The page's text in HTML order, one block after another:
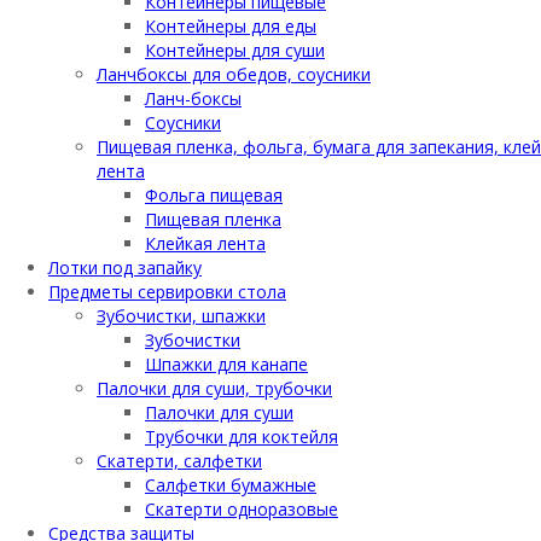
Контейнеры для еды
Контейнеры для суши
Ланчбоксы для обедов, соусники
Ланч-боксы
Соусники
Пищевая пленка, фольга, бумага для запекания,
лента
Фольга пищевая
Пищевая пленка
Клейкая лента
Лотки под запайку
Предметы сервировки стола
Зубочистки, шпажки
Зубочистки
Шпажки для канапе
Палочки для суши, трубочки
Палочки для суши
Трубочки для коктейля
Скатерти, салфетки
Салфетки бумажные
Скатерти одноразовые
Средства защиты